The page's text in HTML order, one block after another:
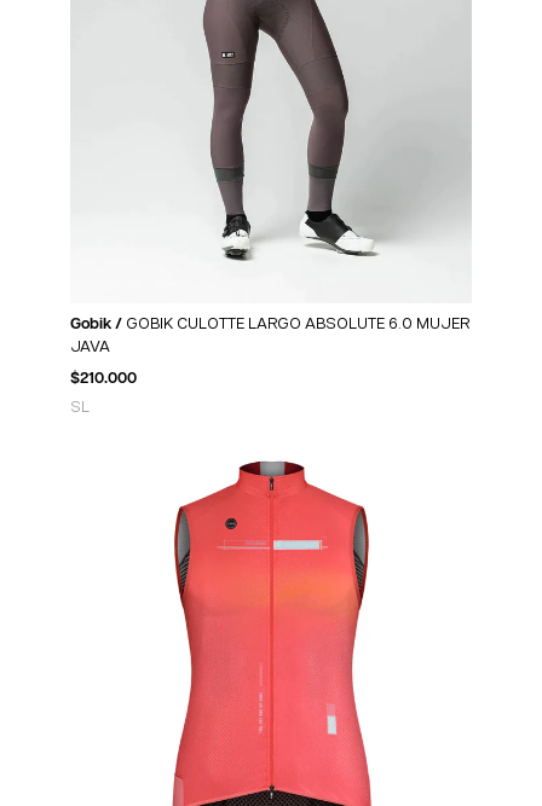
Gobik / GOBIK CULOTTE LARGO ABSOLUTE 6.0 MUJER
JAVA
$210.000
S L